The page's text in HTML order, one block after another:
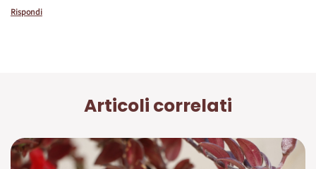
Rispondi
Articoli correlati